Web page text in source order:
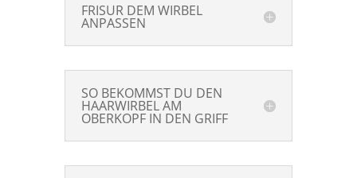
FRISUR DEM WIRBEL
ANPASSEN
SO BEKOMMST DU DEN
HAARWIRBEL AM
OBERKOPF IN DEN GRIFF